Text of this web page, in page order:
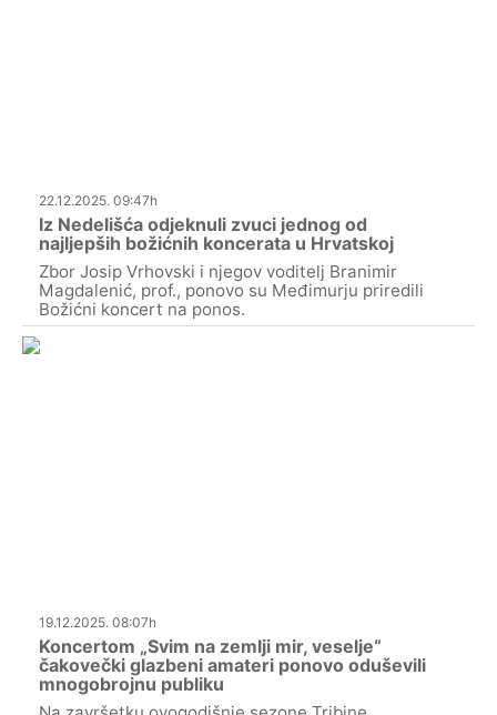
22.12.2025. 09:47h
Iz Nedelišća odjeknuli zvuci jednog od
najljepših božićnih koncerata u Hrvatskoj
Zbor Josip Vrhovski i njegov voditelj Branimir
Magdalenić, prof., ponovo su Međimurju priredili
Božićni koncert na ponos.
19.12.2025. 08:07h
Koncertom „Svim na zemlji mir, veselje“
čakovečki glazbeni amateri ponovo oduševili
mnogobrojnu publiku